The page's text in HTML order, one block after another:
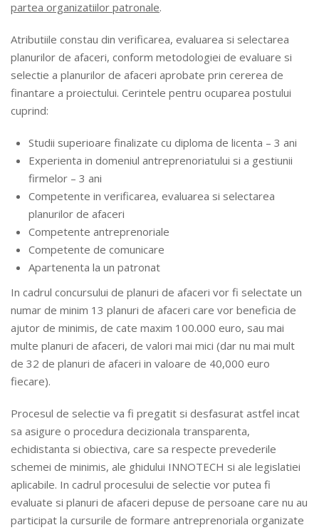
partea organizatiilor patronale.
Atributiile constau din verificarea, evaluarea si selectarea
planurilor de afaceri, conform metodologiei de evaluare si
selectie a planurilor de afaceri aprobate prin cererea de
finantare a proiectului. Cerintele pentru ocuparea postului
cuprind:
Studii superioare finalizate cu diploma de licenta – 3 ani
Experienta in domeniul antreprenoriatului si a gestiunii
firmelor – 3 ani
Competente in verificarea, evaluarea si selectarea
planurilor de afaceri
Competente antreprenoriale
Competente de comunicare
Apartenenta la un patronat
In cadrul concursului de planuri de afaceri vor fi selectate un
numar de minim 13 planuri de afaceri care vor beneficia de
ajutor de minimis, de cate maxim 100.000 euro, sau mai
multe planuri de afaceri, de valori mai mici (dar nu mai mult
de 32 de planuri de afaceri in valoare de 40,000 euro
fiecare).
Procesul de selectie va fi pregatit si desfasurat astfel incat
sa asigure o procedura decizionala transparenta,
echidistanta si obiectiva, care sa respecte prevederile
schemei de minimis, ale ghidului INNOTECH si ale legislatiei
aplicabile. In cadrul procesului de selectie vor putea fi
evaluate si planuri de afaceri depuse de persoane care nu au
participat la cursurile de formare antreprenoriala organizate